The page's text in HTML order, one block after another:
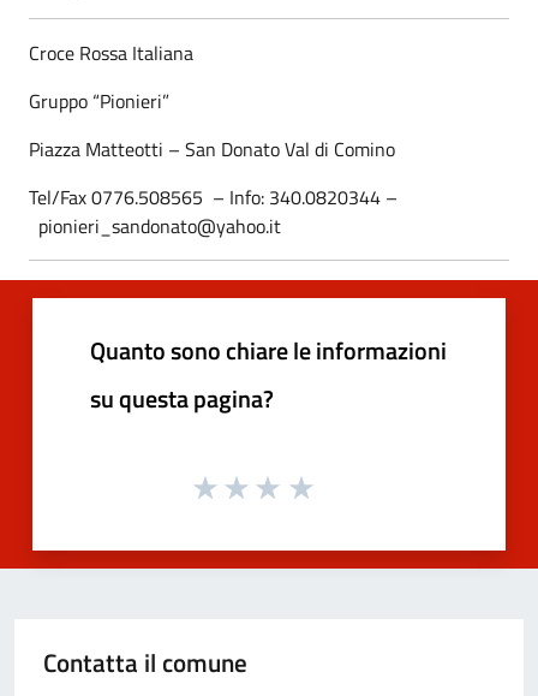
Croce Rossa Italiana
Gruppo “Pionieri”
Piazza Matteotti – San Donato Val di Comino
Tel/Fax 0776.508565 – Info: 340.0820344 –
pionieri_sandonato@yahoo.it
Quanto sono chiare le informazioni
su questa pagina?
Contatta il comune